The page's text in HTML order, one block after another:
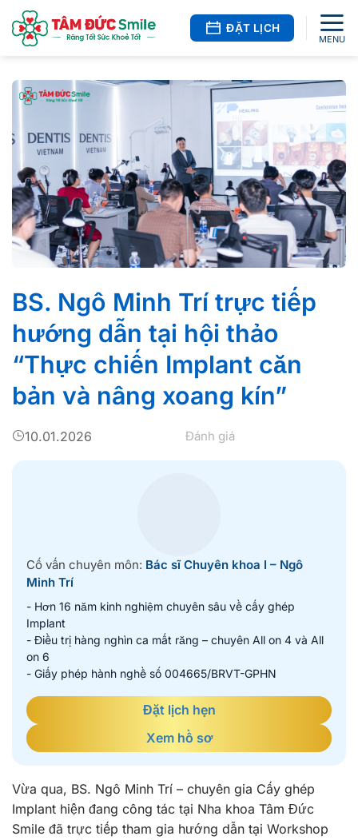
qua
ĐẶT LỊCH
BS. Ngô Minh Trí trực tiếp
hướng dẫn tại hội thảo
“Thực chiến Implant căn
bản và nâng xoang kín”
10.01.2026 Đánh giá
Cố vấn chuyên môn: Bác sĩ Chuyên khoa I – Ngô
Minh Trí
- Hơn 16 năm kinh nghiệm chuyên sâu về cấy ghép
Implant
- Điều trị hàng nghìn ca mất răng – chuyên All on 4 và All
on 6
- Giấy phép hành nghề số 004665/BRVT-GPHN
Đặt lịch hẹn
Xem hồ sơ
Vừa qua, BS. Ngô Minh Trí – chuyên gia Cấy ghép
Implant hiện đang công tác tại Nha khoa Tâm Đức
Smile đã trực tiếp tham gia hướng dẫn tại Workshop